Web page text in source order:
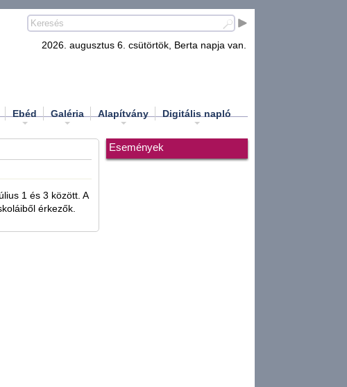
2026. augusztus 6. csütörtök, Berta napja van.
Ebéd Galéria Alapítvány Digitális napló
1 és 3 között. A
érkezők.
Események